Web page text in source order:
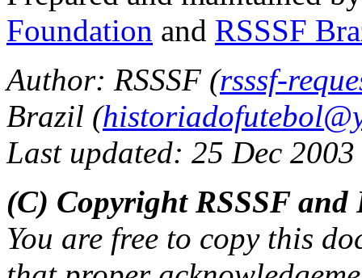
Foundation and RSSSF
Author: RSSSF (rsssf-
Brazil (
Last updated: 25 Dec 2003
(C) Copyright RSSSF
You are free to copy this